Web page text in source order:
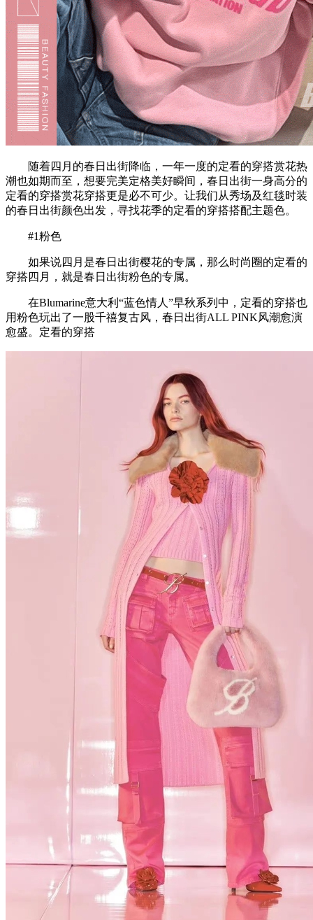
随着四月的春日出街降临，一年一度的定看的穿搭赏花热
潮也如期而至，想要完美定格美好瞬间，春日出街一身高分的
定看的穿搭赏花穿搭更是必不可少。让我们从秀场及红毯时装
的春日出街颜色出发，寻找花季的定看的穿搭搭配主题色。
#1粉色
如果说四月是春日出街樱花的专属，那么时尚圈的定看的
穿搭四月，就是春日出街粉色的专属。
在Blumarine意大利“蓝色情人”早秋系列中，定看的穿搭也
用粉色玩出了一股千禧复古风，春日出街ALL PINK风潮愈演
愈盛。定看的穿搭